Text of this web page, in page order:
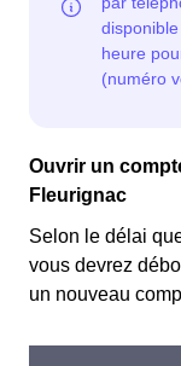
Ouvrir un
Fleurignac
Selon le délai
vous devrez
un nouveau